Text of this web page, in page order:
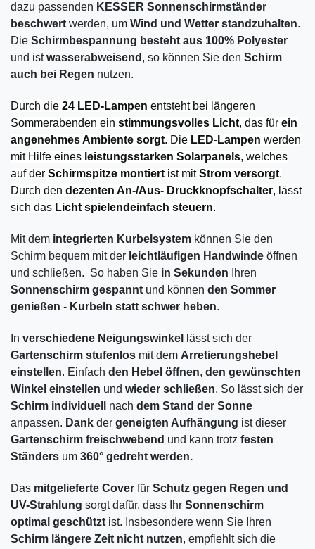
dazu passenden KESSER Sonnenschirmständer
beschwert werden, um Wind und Wetter standzuhalten.
Die Schirmbespannung besteht aus 100% Polyester
und istwasserabweisend , so können Sie den Schirm
auch bei Regen nutzen.
Durch die 24 LED-Lampen entsteht bei längeren
Sommerabenden ein stimmungsvolles Licht, das für ein
angenehmes Ambiente sorgt. Die LED-Lampen werden
mit Hilfe eines leistungsstarken Solarpanels, welches
auf der Schirmspitze montiert ist mitStrom versorgt.
Durch den dezenten An-/Aus- Druckknopfschalter, lässt
sich das Licht spielendeinfach steuern.
Mit dem integrierten Kurbelsystem können Sie den
Schirm bequem mit der leichtläufigen Handwinde öffnen
und schließen. So haben Sie in Sekunden Ihren
Sonnenschirm gespannt und können den Sommer
genießen - Kurbeln statt schwer heben.
In verschiedene Neigungswinkel
lässt sich der
Gartenschirm stufenlos mit dem Arretierungshebel
einstellen. Einfach den Hebel öffnen, den gewünschten
Winkel einstellen und wieder schließen. So lässt sich der
Schirm individuell
nach dem Stand der Sonne
anpassen. Dank der geneigten Aufhängung ist dieser
Gartenschirm freischwebend und kann trotz festen
Ständers um 360° gedreht werden.
Das mitgelieferte Cover für Schutz gegen Regen und
UV-Strahlung sorgt dafür, dass Ihr Sonnenschirm
optimal geschützt ist. Insbesondere wenn Sie Ihren
Schirm längere Zeit nicht nutzen, empfiehlt sich die